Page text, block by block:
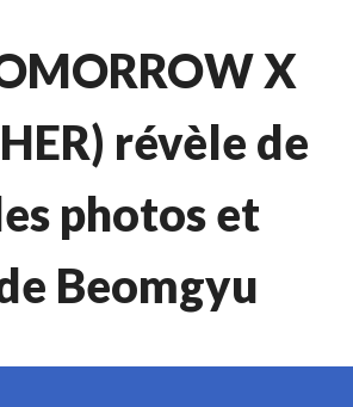
X
révèle de
photos et
Beomgyu